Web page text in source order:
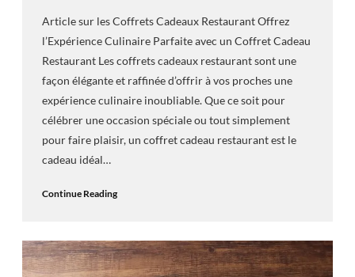
Article sur les Coffrets Cadeaux Restaurant Offrez
l’Expérience Culinaire Parfaite avec un Coffret Cadeau
Restaurant Les coffrets cadeaux restaurant sont une
façon élégante et raffinée d’offrir à vos proches une
expérience culinaire inoubliable. Que ce soit pour
célébrer une occasion spéciale ou tout simplement
pour faire plaisir, un coffret cadeau restaurant est le
cadeau idéal…
Continue Reading